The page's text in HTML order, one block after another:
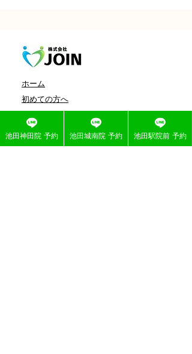
ホーム
初めての方へ
会社概要
池田神田院 予約 池田城南院 予約 池田駅院前 予約